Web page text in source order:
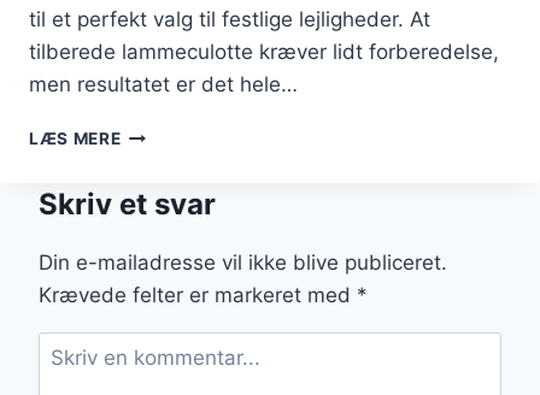
til et perfekt valg til festlige lejligheder. At
tilberede lammeculotte kræver lidt forberedelse,
men resultatet er det hele…
LÆS MERELAMMECULOTTE
KONFIRMATION
Skriv et svar
Din e-mailadresse vil ikke blive publiceret.
Krævede felter er markeret med *